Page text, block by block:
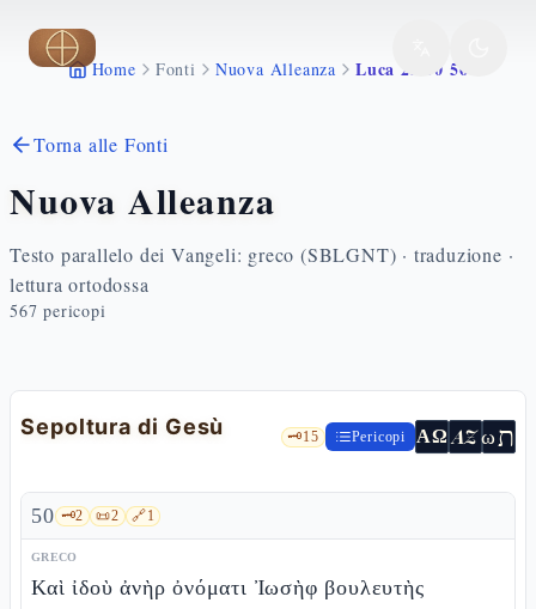
Vai al contenuto principale
Home Fonti Nuova Alleanza Luca 23 50 56
Torna alle Fonti
Nuova Alleanza
Testo parallelo dei Vangeli: greco (SBLGNT) · traduzione ·
lettura ortodossa
567 pericopi
Sepoltura di Gesù 🗝️15 Pericopi ΑΩ AZωת
50 🗝️2 📜2 🔗1
GRECO
Καὶ ἰδοὺ ἀνὴρ ὀνόματι Ἰωσὴφ βουλευτὴς